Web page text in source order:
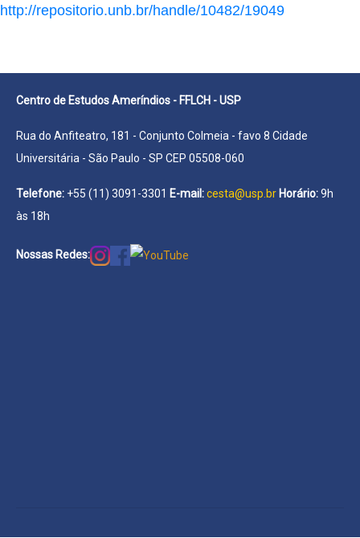
http://repositorio.unb.br/handle/10482/19049
Centro de Estudos Ameríndios - FFLCH - USP
Rua do Anfiteatro, 181 - Conjunto Colmeia - favo 8 Cidade
Universitária - São Paulo - SP CEP 05508-060
Telefone: +55 (11) 3091-3301 E-mail:cesta@usp.br Horário:9h
às 18h
Nossas Redes: